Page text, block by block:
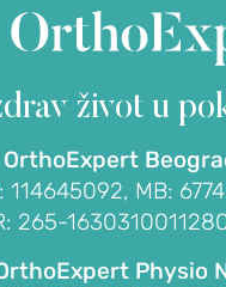
život u
OrthoExpert
114645092, MB:
265-
Physio